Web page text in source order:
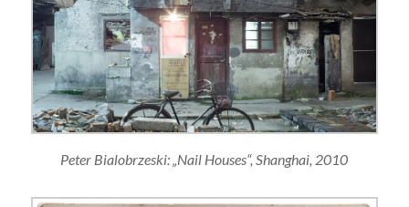
Peter Bialobrzeski: „Nail Houses“, Shanghai, 2010